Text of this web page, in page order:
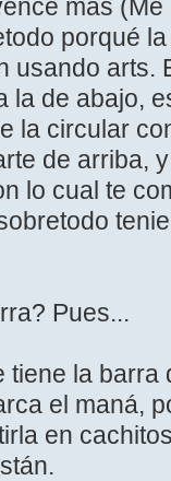
más
porqué
usando arts.
la de abajo,
la circular
de arriba,
lo cual te
Pues...
tiene la
el maná,
en